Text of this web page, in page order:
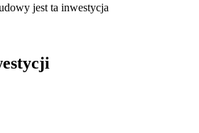
jest ta inwestycja